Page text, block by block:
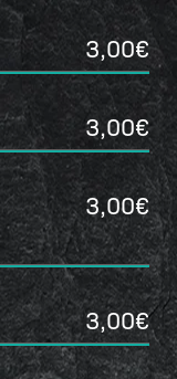
3,00€
3,00€
3,00€
3,00€